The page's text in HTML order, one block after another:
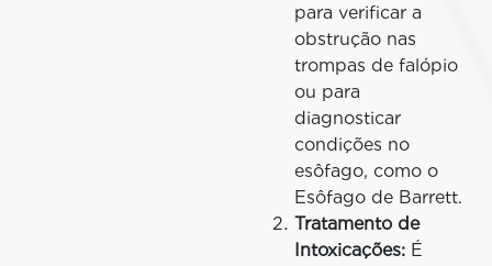
para verificar a
obstrução nas
trompas de falópio
ou para
diagnosticar
condições no
esôfago, como o
Esôfago de Barrett.
Tratamento de
Intoxicações: É